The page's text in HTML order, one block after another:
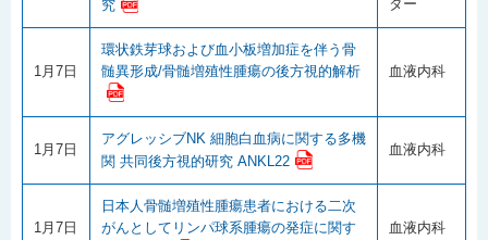
究 ター
1月7日
環状鉄芽球および血小板増加症を伴う骨
髄異形成/骨髄増殖性腫瘍の後方視的解析
血液内科
1月7日
アグレッシブNK 細胞白血病に関する多機
関 共同後方視的研究 ANKL22
血液内科
1月7日
日本人骨髄増殖性腫瘍患者における二次
がんとしてリンパ球系腫瘍の発症に関す
血液内科